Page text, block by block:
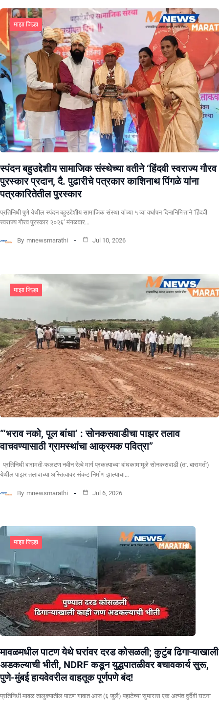
माझा जिल्हा
स्पंदन बहुउद्देशीय सामाजिक संस्थेच्या वतीने ‘हिंदवी स्वराज्य गौरव
पुरस्कार प्रदान, दै. पुढारीचे पत्रकार काशिनाथ पिंगळे यांना
पत्रकारितेतील पुरस्कार
प्रतिनिधी पुणे येथील स्पंदन बहुउद्देशीय सामाजिक संस्था यांच्या ५ व्या वर्धापन दिनानिमित्ताने ‘हिंदवी
स्वराज्य गौरव पुरस्कार २०२६’ मंगळवार…
By mnewsmarathi Jul 10, 2026
माझा जिल्हा
“‘भराव नको, पूल बांधा’ : सोनकसवाडीचा पाझर तलाव
वाचवण्यासाठी ग्रामस्थांचा आक्रमक पवित्रा”
प्रतिनिधी बारामती-फलटण नवीन रेल्वे मार्ग प्रकल्पाच्या बांधकामामुळे सोनकसवाडी (ता. बारामती)
येथील पाझर तलावाच्या अस्तित्वावर संकट निर्माण झाल्याचा…
By mnewsmarathi Jul 6, 2026
माझा जिल्हा
मावळमधील पाटण येथे घरांवर दरड कोसळली; कुटुंब ढिगाऱ्याखाली
अडकल्याची भीती, NDRF कडून युद्धपातळीवर बचावकार्य सुरू,
पुणे-मुंबई हायवेवरील वाहतूक पूर्णपणे बंद!
​प्रतिनिधी मावळ तालुक्यातील पाटण गावात आज (६ जुलै) पहाटेच्या सुमारास एक अत्यंत दुर्दैवी घटना